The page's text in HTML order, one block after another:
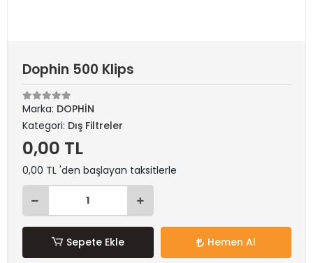
Dophin 500 Klips
Marka: DOPHİN
Kategori: Dış Filtreler
0,00 TL
0,00 TL 'den başlayan taksitlerle
Sepete Ekle Hemen Al